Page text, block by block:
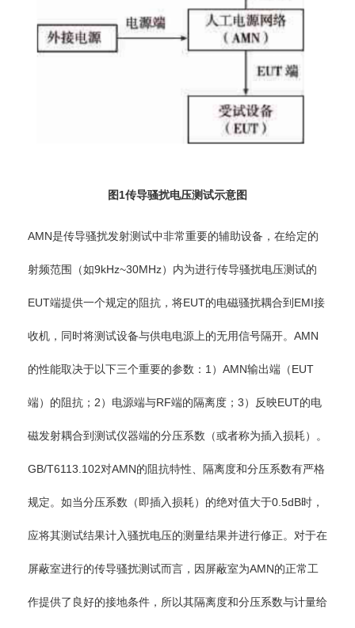
图1传导骚扰电压测试示意图
AMN是传导骚扰发射测试中非常重要的辅助设备，在给定的
射频范围（如9kHz~30MHz）内为进行传导骚扰电压测试的
EUT端提供一个规定的阻抗，将EUT的电磁骚扰耦合到EMI接
收机，同时将测试设备与供电电源上的无用信号隔开。AMN
的性能取决于以下三个重要的参数：1）AMN输出端（EUT
端）的阻抗；2）电源端与RF端的隔离度；3）反映EUT的电
磁发射耦合到测试仪器端的分压系数（或者称为插入损耗）。
GB/T6113.102对AMN的阻抗特性、隔离度和分压系数有严格
规定。如当分压系数（即插入损耗）的绝对值大于0.5dB时，
应将其测试结果计入骚扰电压的测量结果并进行修正。对于在
屏蔽室进行的传导骚扰测试而言，因屏蔽室为AMN的正常工
作提供了良好的接地条件，所以其隔离度和分压系数与计量给